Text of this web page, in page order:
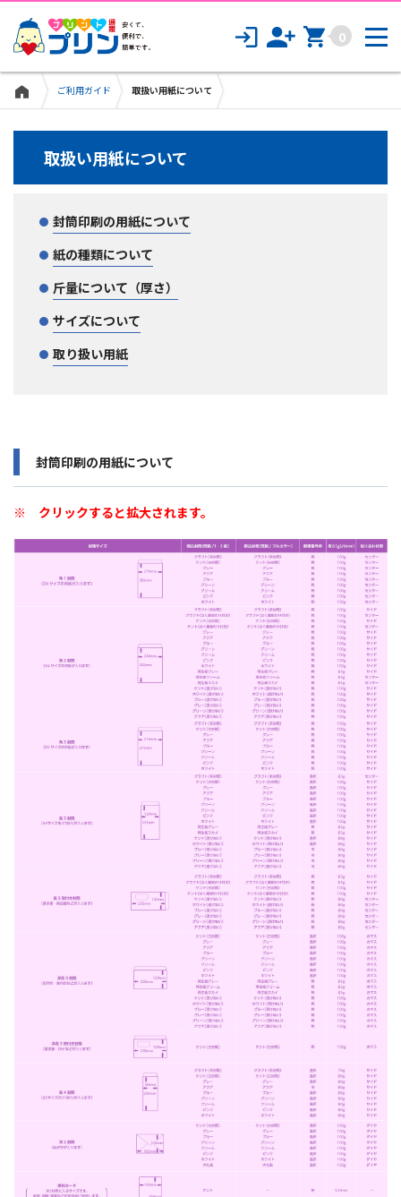
0
ご利用ガイド 取扱い用紙について
取扱い用紙について
封筒印刷の用紙について
紙の種類について
斤量について（厚さ）
サイズについて
取り扱い用紙
封筒印刷の用紙について
※ クリックすると拡大されます。